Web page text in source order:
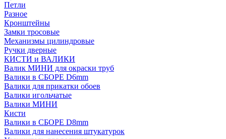
Петли
Разное
Кронштейны
Замки тросовые
Механизмы цилиндровые
Ручки дверные
КИСТИ и ВАЛИКИ
Валик МИНИ для окраски труб
Валики в СБОРЕ D6mm
Валики для прикатки обоев
Валики игольчатые
Валики МИНИ
Кисти
Валики в СБОРЕ D8mm
Валики для нанесения штукатурок